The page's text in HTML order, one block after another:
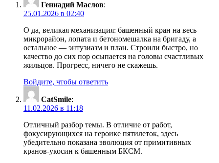
Геннадий Маслов:
25.01.2026 в 02:40
О да, великая механизация: башенный кран на весь
микрорайон, лопата и бетономешалка на бригаду, а
остальное — энтузиазм и план. Строили быстро, но
качество до сих пор осыпается на головы счастливых
жильцов. Прогресс, ничего не скажешь.
Войдите, чтобы ответить
CatSmile:
11.02.2026 в 11:18
Отличный разбор темы. В отличие от работ,
фокусирующихся на героике пятилеток, здесь
убедительно показана эволюция от примитивных
кранов-укосин к башенным БКСМ.